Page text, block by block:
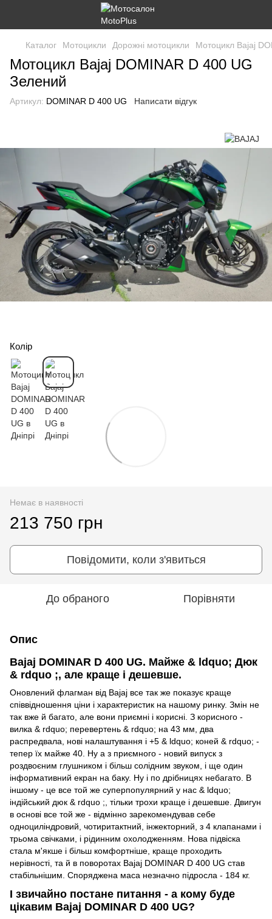
Каталог Мотоцикли Дорожні мотоцикли Мотоцикл Bajaj
Мотоцикл Bajaj DOMINAR D 400 UG
Зелений
Артикул: DOMINAR D 400 UG Написати відгук
Колір
Немає в наявності
213 750 грн
Повідомити, коли з'явиться
До обраного Порівняти
Опис
Bajaj DOMINAR D 400 UG. Майже & ldquo; Дюк
& rdquo ;, але краще і дешевше.
Оновлений флагман від Bajaj все так же показує краще
співвідношення ціни і характеристик на нашому ринку. Змін не
так вже й багато, але вони приємні і корисні. З корисного -
вилка & rdquo; перевертень & rdquo; на 43 мм, два
распредвала, нові налаштування і +5 & ldquo; коней & rdquo; -
тепер їх майже 40. Ну а з приємного - новий випуск з
роздвоєним глушником і більш солідним звуком, і ще один
інформативний екран на баку. Ну і по дрібницях небагато. В
іншому - це все той же суперпопулярний у нас & ldquo;
індійський дюк & rdquo ;, тільки трохи краще і дешевше. Двигун
в основі все той же - відмінно зарекомендував себе
одноциліндровий, чотиритактний, інжекторний, з 4 клапанами і
трьома свічками, і рідинним охолодженням. Нова підвіска
стала м'якше і більш комфортніше, краще проходить
нерівності, та й в поворотах Bajaj DOMINAR D 400 UG став
стабільнішим. Споряджена маса незначно підросла - 184 кг.
І звичайно постане питання - а кому буде
цікавим Bajaj DOMINAR D 400 UG?